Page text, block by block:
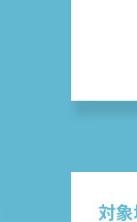
対